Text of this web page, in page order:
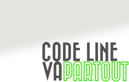
CODE LINE
VAPARTOUT